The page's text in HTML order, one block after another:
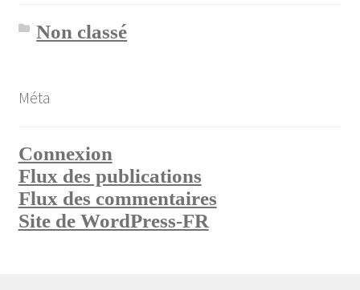
Non classé
Méta
Connexion
Flux des publications
Flux des commentaires
Site de WordPress-FR